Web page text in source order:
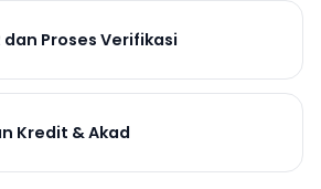
dan Proses Verifikasi
Kredit & Akad